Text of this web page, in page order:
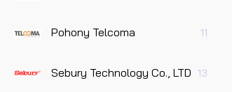
Pohony Telcoma 11
Sebury Technology Co., LTD 13